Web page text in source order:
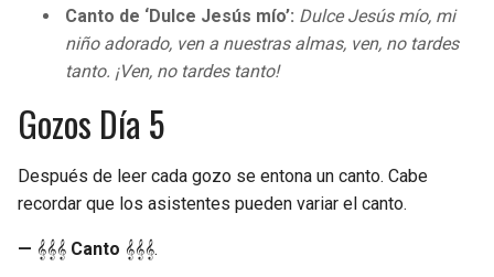
Canto de ‘Dulce Jesús mío’: Dulce Jesús mío, mi
niño adorado, ven a nuestras almas, ven, no tardes
tanto. ¡Ven, no tardes tanto!
Gozos Día 5
Después de leer cada gozo se entona un canto. Cabe
recordar que los asistentes pueden variar el canto.
— 𝄞𝄞𝄞 Canto 𝄞𝄞𝄞.